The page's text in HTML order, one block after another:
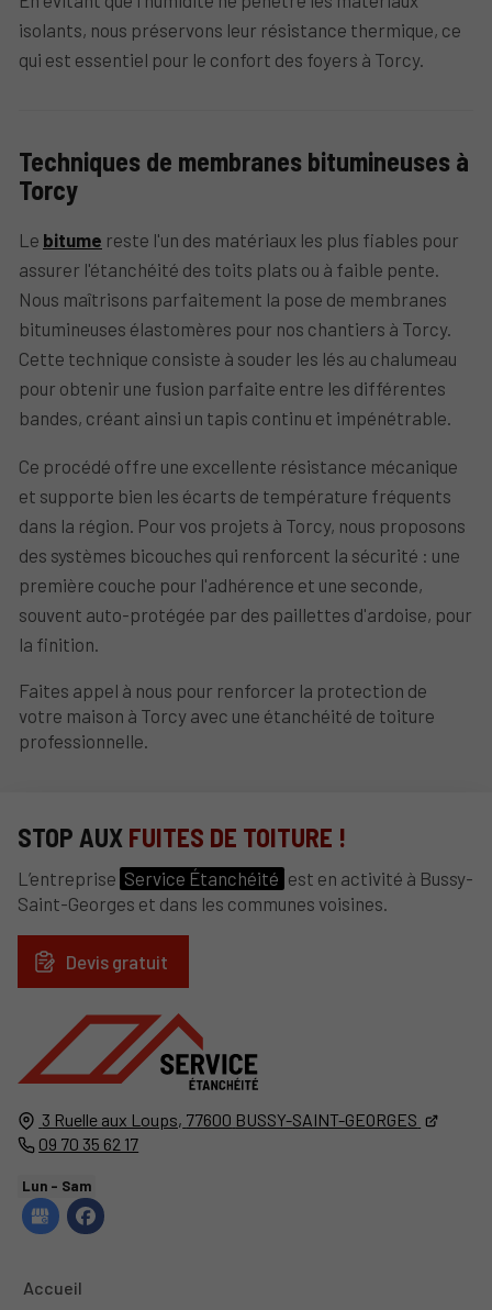
isolants, nous préservons leur résistance thermique, ce
qui est essentiel pour le confort des foyers à Torcy.
Techniques de membranes bitumineuses à
Torcy
Le bitume reste l'un des matériaux les plus fiables pour
assurer l'étanchéité des toits plats ou à faible pente.
Nous maîtrisons parfaitement la pose de membranes
bitumineuses élastomères pour nos chantiers à Torcy.
Cette technique consiste à souder les lés au chalumeau
pour obtenir une fusion parfaite entre les différentes
bandes, créant ainsi un tapis continu et impénétrable.
Ce procédé offre une excellente résistance mécanique
et supporte bien les écarts de température fréquents
dans la région. Pour vos projets à Torcy, nous proposons
des systèmes bicouches qui renforcent la sécurité : une
première couche pour l'adhérence et une seconde,
souvent auto-protégée par des paillettes d'ardoise, pour
la finition.
Faites appel à nous pour renforcer la protection de
votre maison à Torcy avec une étanchéité de toiture
professionnelle.
3 Ruelle aux Loups, 77600 BUSSY-SAINT-GEORGES
09 70 35 62 17
Lun - Sam
Accueil
STOP AUX FUITES DE TOITURE !
L’entreprise Service Étanchéité est en activité à Bussy-
Saint-Georges et dans les communes voisines.
Devis gratuit